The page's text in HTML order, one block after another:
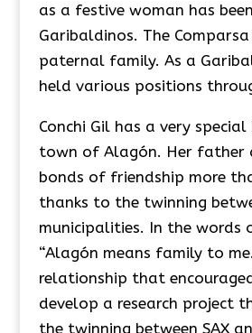
as a festive woman has
Garibaldinos. The
paternal family. As a
held various positions
Conchi Gil has a very
town of Alagón. Her father
bonds of friendship more
thanks to the twinning
municipalities. In the words
“Alagón means family to
relationship that
develop a research project
the twinning between SAX